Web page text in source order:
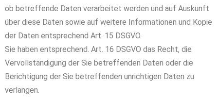
ob betreffende Daten verarbeitet werden und auf Auskunft
über diese Daten sowie auf weitere Informationen und Kopie
der Daten entsprechend Art. 15 DSGVO.
Sie haben entsprechend. Art. 16 DSGVO das Recht, die
Vervollständigung der Sie betreffenden Daten oder die
Berichtigung der Sie betreffenden unrichtigen Daten zu
verlangen.